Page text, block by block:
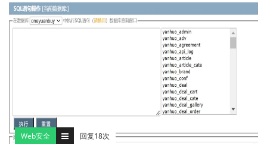
Web安全 回复18次